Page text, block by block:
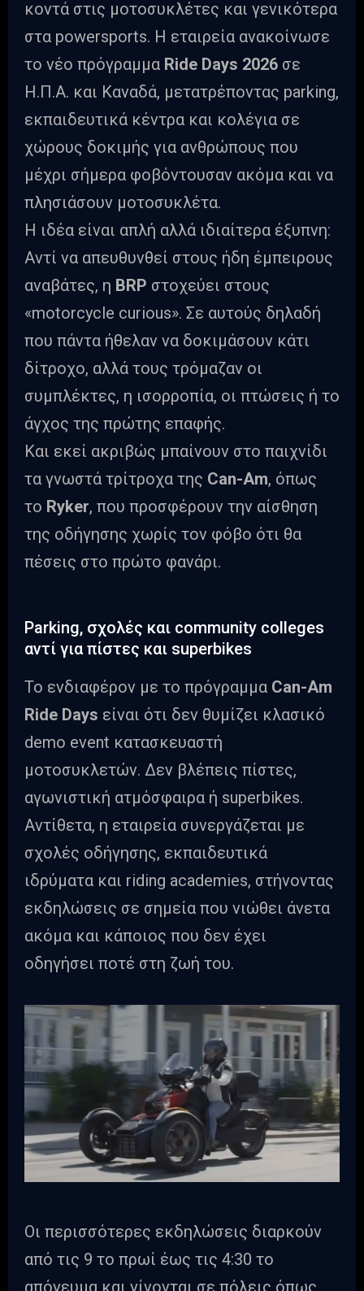
κοντά στις μοτοσυκλέτες και γενικότερα
στα powersports. Η εταιρεία ανακοίνωσε
το νέο πρόγραμμα Ride Days 2026 σε
Η.Π.Α. και Καναδά, μετατρέποντας parking,
εκπαιδευτικά κέντρα και κολέγια σε
χώρους δοκιμής για ανθρώπους που
μέχρι σήμερα φοβόντουσαν ακόμα και να
πλησιάσουν μοτοσυκλέτα.
Η ιδέα είναι απλή αλλά ιδιαίτερα έξυπνη:
Αντί να απευθυνθεί στους ήδη έμπειρους
αναβάτες, η BRP στοχεύει στους
«motorcycle curious». Σε αυτούς δηλαδή
που πάντα ήθελαν να δοκιμάσουν κάτι
δίτροχο, αλλά τους τρόμαζαν οι
συμπλέκτες, η ισορροπία, οι πτώσεις ή το
άγχος της πρώτης επαφής.
Και εκεί ακριβώς μπαίνουν στο παιχνίδι
τα γνωστά τρίτροχα της Can-Am, όπως
το Ryker, που προσφέρουν την αίσθηση
της οδήγησης χωρίς τον φόβο ότι θα
πέσεις στο πρώτο φανάρι.
Parking, σχολές και community colleges
αντί για πίστες και superbikes
Το ενδιαφέρον με το πρόγραμμα Can-Am
Ride Days είναι ότι δεν θυμίζει κλασικό
demo event κατασκευαστή
μοτοσυκλετών. Δεν βλέπεις πίστες,
αγωνιστική ατμόσφαιρα ή superbikes.
Αντίθετα, η εταιρεία συνεργάζεται με
σχολές οδήγησης, εκπαιδευτικά
ιδρύματα και riding academies, στήνοντας
εκδηλώσεις σε σημεία που νιώθει άνετα
ακόμα και κάποιος που δεν έχει
οδηγήσει ποτέ στη ζωή του.
Οι περισσότερες εκδηλώσεις διαρκούν
από τις 9 το πρωί έως τις 4:30 το